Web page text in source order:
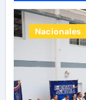
Nacionales